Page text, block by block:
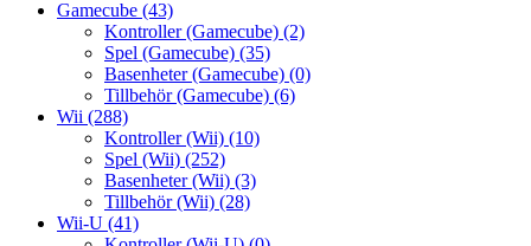
Gamecube (43)
Kontroller (Gamecube) (2)
Spel (Gamecube) (35)
Basenheter (Gamecube) (0)
Tillbehör (Gamecube) (6)
Wii (288)
Kontroller (Wii) (10)
Spel (Wii) (252)
Basenheter (Wii) (3)
Tillbehör (Wii) (28)
Wii-U (41)